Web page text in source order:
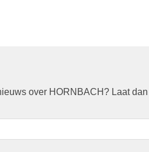
over HORNBACH? Laat